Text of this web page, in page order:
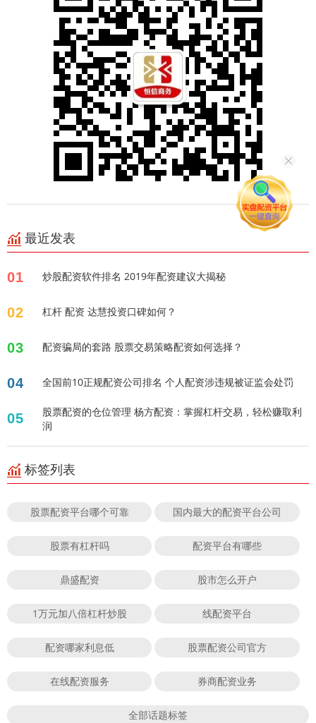
最近发表
01 炒股配资软件排名 2019年配资建议大揭秘
02 杠杆 配资 达慧投资口碑如何？
03 配资骗局的套路 股票交易策略配资如何选择？
04 全国前10正规配资公司排名 个人配资涉违规被证监会处罚
05
股票配资的仓位管理 杨方配资：掌握杠杆交易，轻松赚取利
润
标签列表
股票配资平台哪个可靠 国内最大的配资平台公司
股票有杠杆吗 配资平台有哪些
鼎盛配资 股市怎么开户
1万元加八倍杠杆炒股 线配资平台
配资哪家利息低 股票配资公司官方
在线配资服务 券商配资业务
全部话题标签